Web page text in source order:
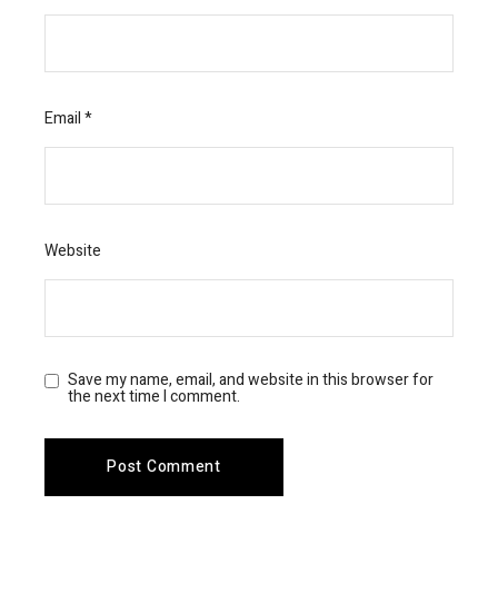
Email*
Website
Save my name, email, and website in this browser for
the next time I comment.
Post Comment